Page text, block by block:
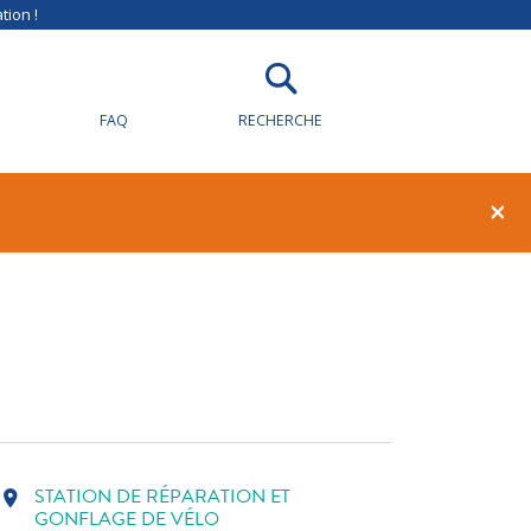
!
FAQ RECHERCHE
×
1 0
location_on STATION DE RÉPARATION ET
GONFLAGE DE VÉLO